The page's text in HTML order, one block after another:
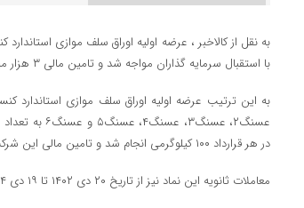
به نقل از کالاخبر ، عرضه اولیه اوراق سلف موازی
با استقبال سرمایه گذاران مواجه شد و تامین مالی ۳ هزار میلیارد تومانی این شرکت سنگ آهنی با موفقیت به اتمام رسید.
در هر قرارداد ۱۰۰ کیلوگرمی انجام شد و تامین مالی این شرکت در این روز به طور کامل به پایان رسید.
معاملات ثانویه این نماد نیز از تاریخ ۲۰ دی ۱۴۰۲ تا ۱۹ دی ۱۴۰۴ ادامه خواهد داشت.